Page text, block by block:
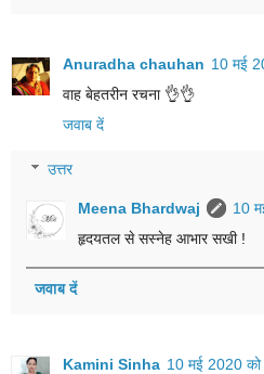
Anuradha chauhan 10 मई
वाह बेहतरीन रचना 👌👌
जवाब दें
उत्तर
Meena Bhardwaj
10
हृदयतल से सस्नेह आभार सखी !
जवाब दें
Kamini Sinha 10 मई 2020